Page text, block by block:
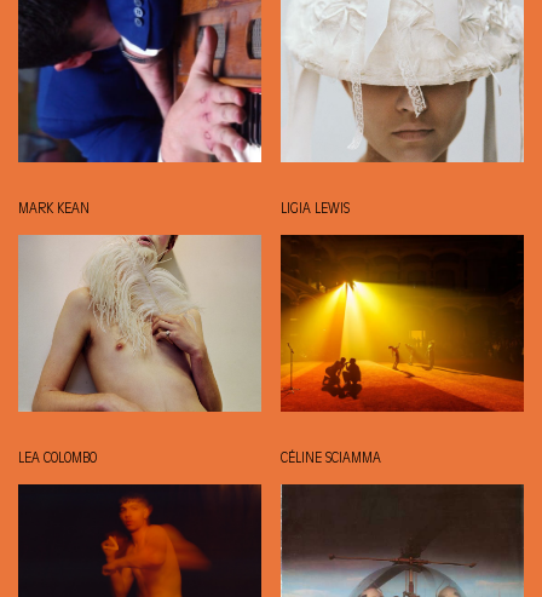
MARK KEAN LIGIA LEWIS
LEA COLOMBO CÉLINE SCIAMMA